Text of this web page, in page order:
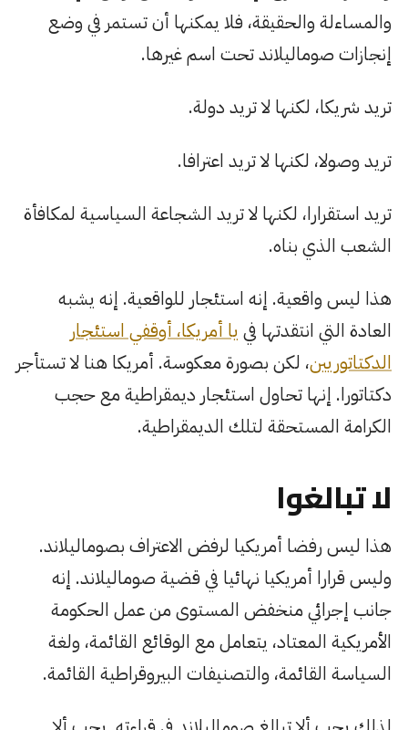
والمساءلة والحقيقة، فلا يمكنها أن تستمر في وضع
إنجازات صوماليلاند تحت اسم غيرها.
تريد شريكا، لكنها لا تريد دولة.
تريد وصولا، لكنها لا تريد اعترافا.
تريد استقرارا، لكنها لا تريد الشجاعة السياسية لمكافأة
الشعب الذي بناه.
هذا ليس واقعية. إنه استئجار للواقعية. إنه يشبه
العادة التي انتقدتها في يا أمريكا، أوقفي استئجار
الدكتاتوريين، لكن بصورة معكوسة. أمريكا هنا لا تستأجر
دكتاتورا. إنها تحاول استئجار ديمقراطية مع حجب
الكرامة المستحقة لتلك الديمقراطية.
لا تبالغوا
هذا ليس رفضا أمريكيا لرفض الاعتراف بصوماليلاند.
وليس قرارا أمريكيا نهائيا في قضية صوماليلاند. إنه
جانب إجرائي منخفض المستوى من عمل الحكومة
الأمريكية المعتاد، يتعامل مع الوقائع القائمة، ولغة
السياسة القائمة، والتصنيفات البيروقراطية القائمة.